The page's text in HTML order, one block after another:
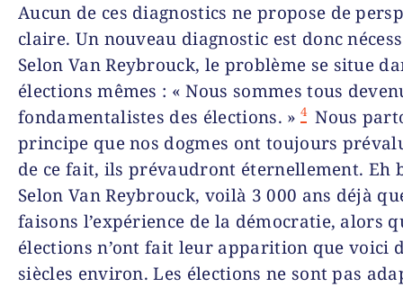
Aucun de ces diagnostics ne propose de
claire. Un nouveau diagnostic est donc
Selon Van Reybrouck, le problème se situe
élections mêmes : « Nous sommes tous
fondamentalistes des élections. » 4 Nous
principe que nos dogmes ont toujours
de ce fait, ils prévaudront éternellement. Eh
Selon Van Reybrouck, voilà 3 000 ans déjà
faisons l’expérience de la démocratie, alors
élections n’ont fait leur apparition que voici
siècles environ. Les élections ne sont pas